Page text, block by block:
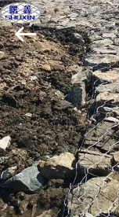
À
LA
MAISON
PRODUITS
KN
Wire
Mesh
Co.,
Ltd..
All
Rights
Reserved.